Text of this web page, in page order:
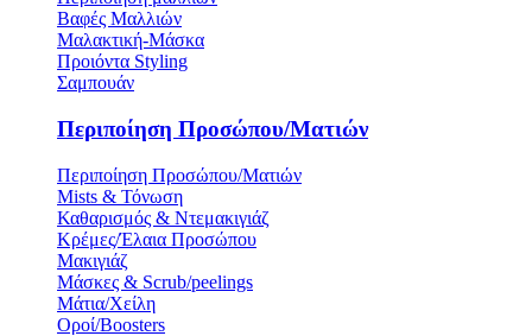
Βαφές Μαλλιών
Μαλακτική-Μάσκα
Προιόντα Styling
Σαμπουάν
Περιποίηση Προσώπου/Ματιών
Περιποίηση Προσώπου/Ματιών
Mists & Τόνωση
Καθαρισμός & Ντεμακιγιάζ
Κρέμες/Έλαια Προσώπου
Μακιγιάζ
Μάσκες & Scrub/peelings
Μάτια/Χείλη
Οροί/Boosters